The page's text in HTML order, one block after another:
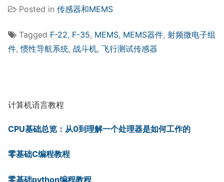
Posted in 传感器和MEMS
Tagged F-22, F-35, MEMS, MEMS器件, 射频微电子组
件,惯性导航系统, 战斗机, 飞行测试传感器
计算机语言教程
CPU基础总览：从0到理解一个处理器是如何工作的
零基础C编程教程
零基础python编程教程